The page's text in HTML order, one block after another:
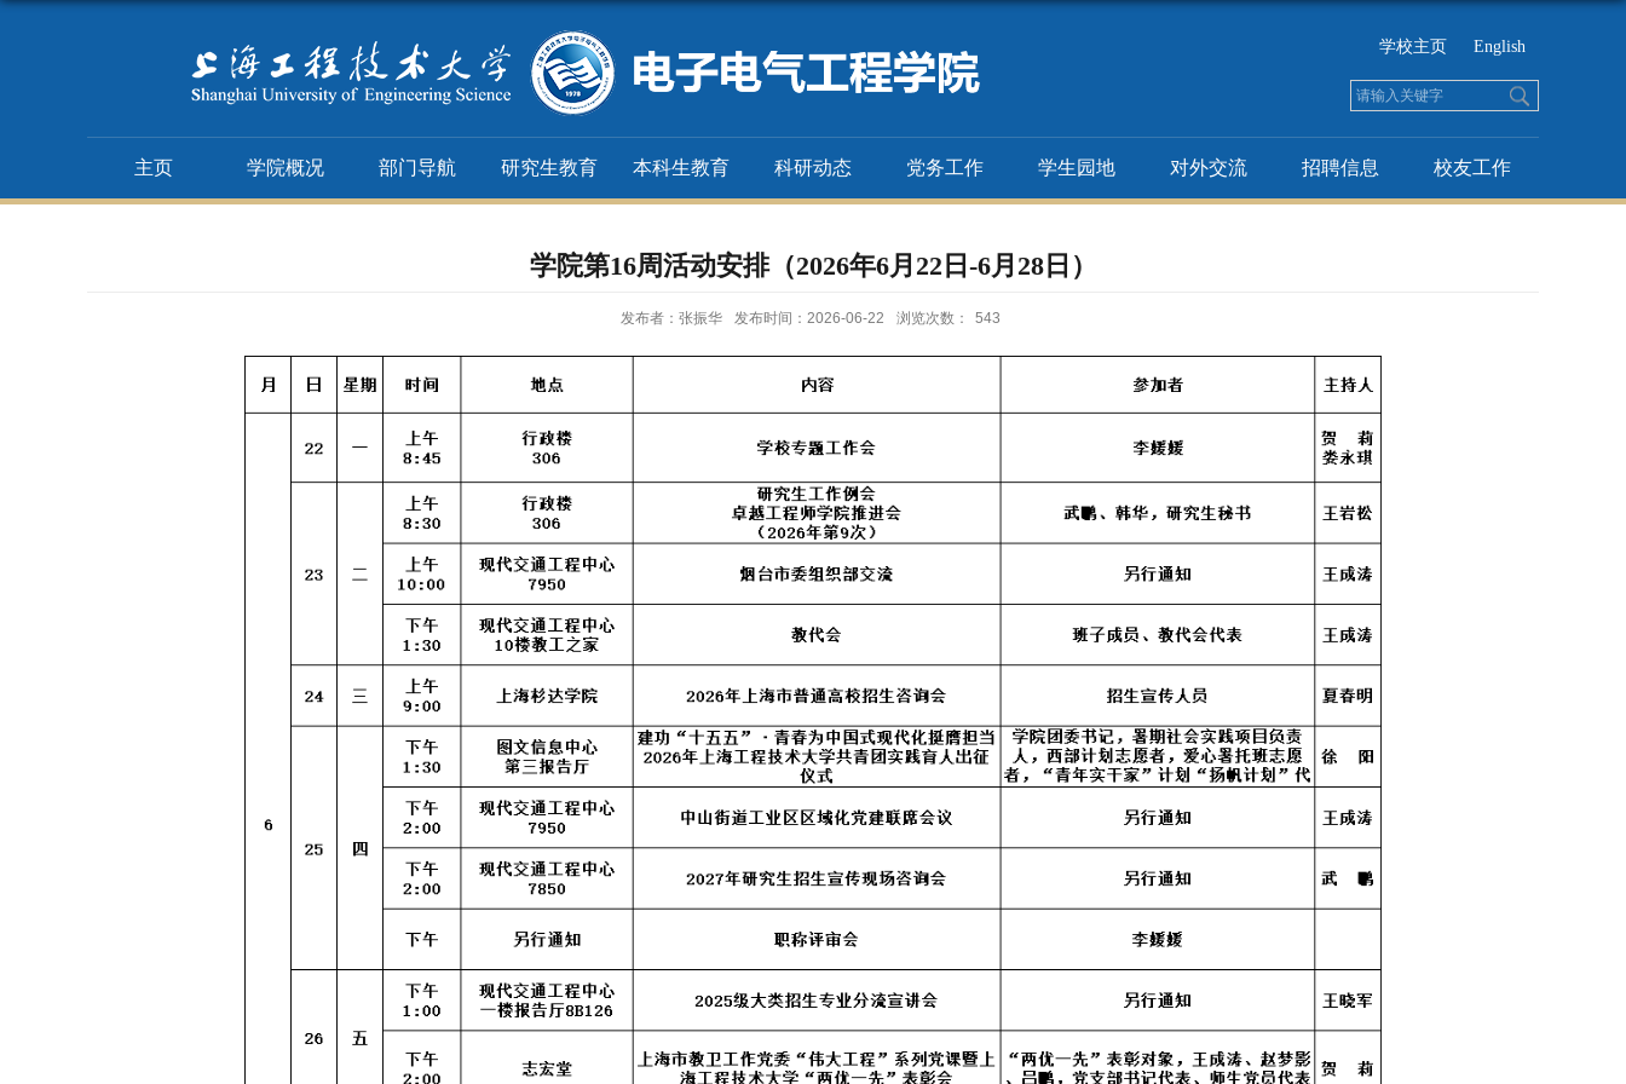
学校主页 English
主页 学院概况 部门导航 研究生教育 本科生教育 科研动态 党务工作 学生园地 对外交流 招聘信息 校友工作
学院第16周活动安排（2026年6月22日-6月28日）
发布者：张振华 发布时间：2026-06-22 浏览次数： 543